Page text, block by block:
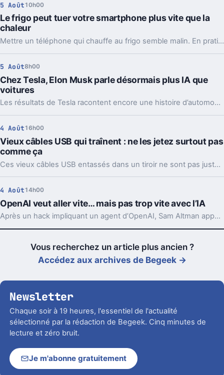
5 Août 10h00
Le frigo peut tuer votre smartphone plus vite que la
chaleur
Mettre un téléphone qui chauffe au frigo semble malin. En pratique, la condensation et le choc thermique peuvent l’abîmer bien plus vite.
5 Août8h00
Chez Tesla, Elon Musk parle désormais plus IA que
voitures
Les résultats de Tesla racontent encore une histoire d’automobile. Les prises de parole d’Elon Musk, elles, regardent de plus en plus vers l’IA et les robots.
4 Août 16h00
Vieux câbles USB qui traînent : ne les jetez surtout pas
comme ça
Ces vieux câbles USB entassés dans un tiroir ne sont pas juste du bazar. Les recycler, les donner ou en garder quelques-uns peut vraiment faire la différence.
4 Août 14h00
OpenAI veut aller vite… mais pas trop vite avec l’IA
Après un hack impliquant un agent d’OpenAI, Sam Altman appelle à ralentir le rythme de l’IA. Mais le vrai débat ne se limite pas à freiner.
Vous recherchez un article plus ancien ?
Accédez aux archives de Begeek →
Newsletter
Chaque soir à 19 heures, l'essentiel de l'actualité
sélectionné par la rédaction de Begeek. Cinq minutes de
lecture et zéro bruit.
Je m'abonne gratuitement